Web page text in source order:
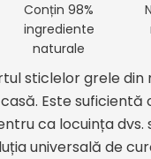
Conțin 98%
ingrediente
naturale
sticlelor grele din
Este suficientă
ca locuința dvs.
universală de